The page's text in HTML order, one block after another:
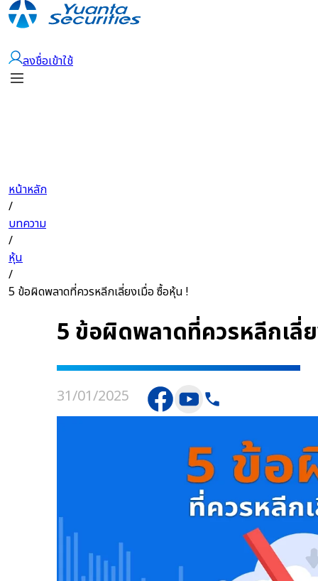
ลงชื่อเข้าใช้
หน้าหลัก
/
บทความ
/
หุ้น
/
5 ข้อผิดพลาดที่ควรหลีกเลี่ยงเมื่อ ซื้อหุ้น !
5 ข้อผิดพลาดที่ควรหลีกเลี่
31/01/2025